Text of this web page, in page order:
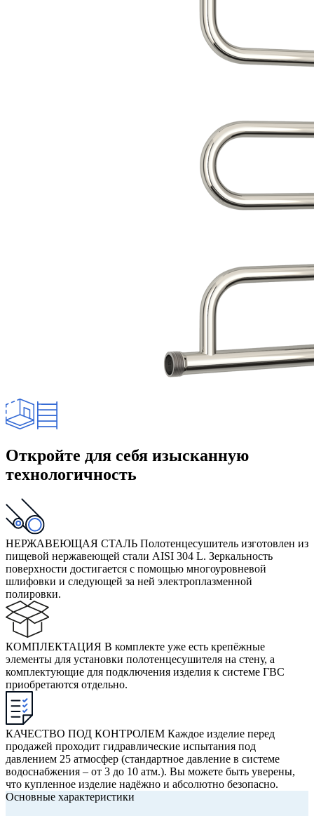
Откройте для себя изысканную
технологичность
НЕРЖАВЕЮЩАЯ СТАЛЬ Полотенцесушитель изготовлен из
пищевой нержавеющей стали AISI 304 L. Зеркальность
поверхности достигается с помощью многоуровневой
шлифовки и следующей за ней электроплазменной
полировки.
КОМПЛЕКТАЦИЯ В комплекте уже есть крепёжные
элементы для установки полотенцесушителя на стену, а
комплектующие для подключения изделия к системе ГВС
приобретаются отдельно.
КАЧЕСТВО ПОД КОНТРОЛЕМ Каждое изделие перед
продажей проходит гидравлические испытания под
давлением 25 атмосфер (стандартное давление в системе
водоснабжения – от 3 до 10 атм.). Вы можете быть уверены,
что купленное изделие надёжно и абсолютно безопасно.
Основные характеристики